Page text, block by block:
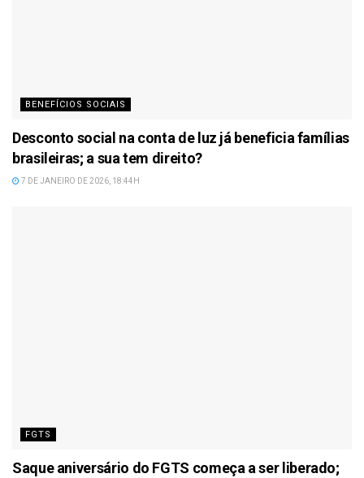
BENEFÍCIOS SOCIAIS
Desconto social na conta de luz já beneficia famílias
brasileiras; a sua tem direito?
7 DE JANEIRO DE 2026, 18:44H
FGTS
Saque aniversário do FGTS começa a ser liberado;